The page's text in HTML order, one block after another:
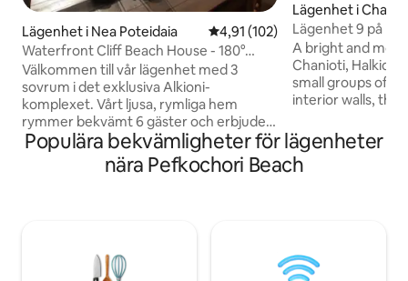
Lägenhet i Nea Poteidaia 4,91 av 5 i genomsnittligt
4,91 (102)
Waterfront Cliff Beach House - 180°
havsutsikt
Välkommen till vår lägenhet med 3
sovrum i det exklusiva Alkioni-
komplexet. Vårt ljusa, rymliga hem
rymmer bekvämt 6 gäster och erbjuder
fantastisk havsutsikt, luftkonditionerade
rum och ett fullt utrustat kök. Bara 5
minuters promenad från en avskild
utsikt över Toroneo Bay. Nära dussintals
stränder, vandringsleder, vattensporter
Lägenhet i
Lägenhet 9 på
A bright and
Chanioti,
small groups of
interior walls, the
and fully
and effortlessly
sea view of
and relaxation
Populära bekvämligheter för lägenheter
nära Pefkochori Beach